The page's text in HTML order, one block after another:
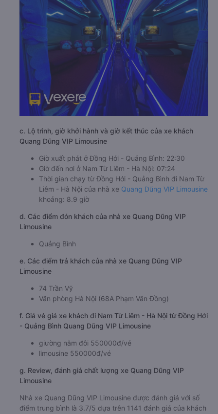
c. Lộ trình, giờ khởi hành và giờ kết thúc của xe khách
Quang Dũng VIP Limousine
Giờ xuất phát ở Đồng Hới - Quảng Bình: 22:30
Giờ đến nơi ở Nam Từ Liêm - Hà Nội: 07:24
Thời gian chạy từ Đồng Hới - Quảng Bình đi Nam Từ
Liêm - Hà Nội của nhà xe Quang Dũng VIP Limousine
khoảng: 8.9 giờ
d. Các điểm đón khách của nhà xe Quang Dũng VIP
Limousine
Quảng Bình
e. Các điểm trả khách của nhà xe Quang Dũng VIP
Limousine
74 Trần Vỹ
Văn phòng Hà Nội (68A Phạm Văn Đồng)
f. Giá vé giá xe khách đi Nam Từ Liêm - Hà Nội từ Đồng Hới
- Quảng Bình Quang Dũng VIP Limousine
giường nằm đôi 550000đ/vé
limousine 550000đ/vé
g. Review, đánh giá chất lượng xe Quang Dũng VIP
Limousine
Nhà xe Quang Dũng VIP Limousine được đánh giá với số
điểm trung bình là 3.7/5 dựa trên 1141 đánh giá của khách